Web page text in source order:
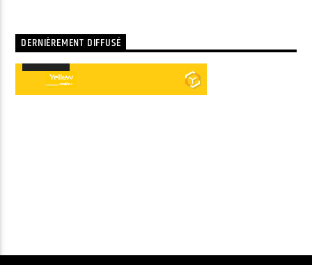
DERNIÈREMENT DIFFUSÉ
Lecteur
audio